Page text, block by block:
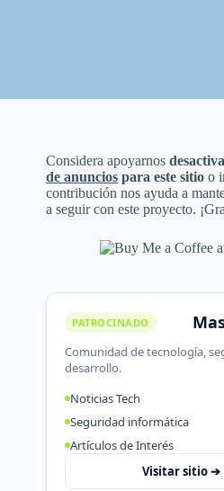
Considera apoyarnos
de anuncios para este sitio o
contribución nos ayuda a
a seguir con este proyecto.
PATROCINADO
Comunidad de tecnología,
desarrollo.
Noticias Tech
Seguridad informática
Artículos de Interés
Visitar sitio ➔